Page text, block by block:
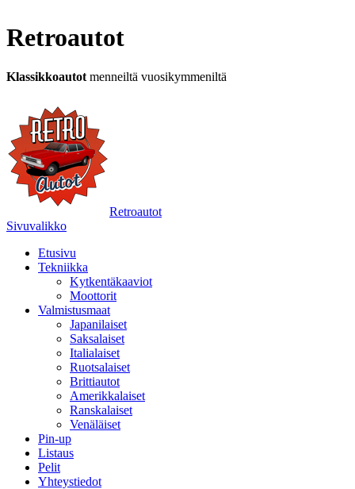
Retroautot
Klassikkoautot menneiltä vuosikymmeniltä
Retroautot
Sivuvalikko
Etusivu
Tekniikka
Kytkentäkaaviot
Moottorit
Valmistusmaat
Japanilaiset
Saksalaiset
Italialaiset
Ruotsalaiset
Brittiautot
Amerikkalaiset
Ranskalaiset
Venäläiset
Pin-up
Listaus
Pelit
Yhteystiedot